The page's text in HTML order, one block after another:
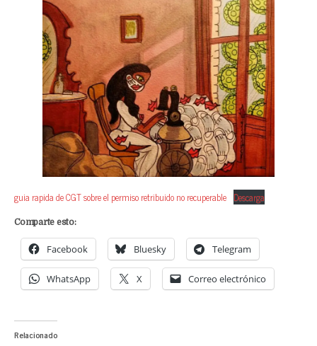
guia rapida de CGT sobre el permiso retribuido no recuperable Descarga
Comparte esto:
Facebook Bluesky Telegram
WhatsApp X Correo electrónico
Relacionado